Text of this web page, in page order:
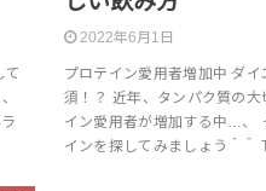
て
2022年6月1日
プロテイン愛用者増加中 ダ
須！？ 近年、タンパク質の
イン愛用者が増加する中…、
インを探してみましょう＾＾